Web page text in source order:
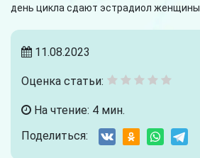
день цикла сдают эстрадиол женщины
11.08.2023
Оценка статьи:
На чтение: 4 мин.
Поделиться: